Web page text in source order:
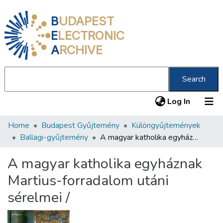
BUDAPEST
ELECTRONIC
ARCHIVE
Search
Log In (current)
Communities & Collections
Statistics
About us
Home Budapest Gyűjtemény
Különgyűjtemények
Ballagi-gyűjtemény
A magyar katholika egyháznak Martius-forradalom utáni sérelmei /
A magyar katholika egyháznak
Martius-forradalom utáni
sérelmei /